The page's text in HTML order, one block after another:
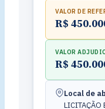
VALOR DE
R$
VALOR
R$
Local de
LICITAÇÃO